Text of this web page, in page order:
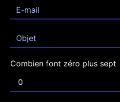
Combien font zéro plus sept